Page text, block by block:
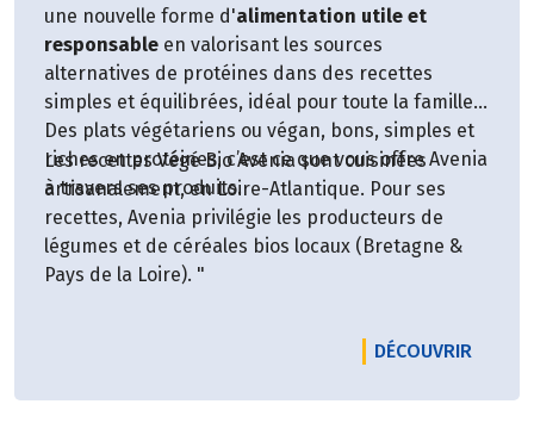
une nouvelle forme d'alimentation utile et
responsable en valorisant les sources
alternatives de protéines dans des recettes
simples et équilibrées, idéal pour toute la famille.
Des plats végétariens ou végan, bons, simples et
riches en protéines, c’est ce que vous offre Avenia
à travers ses produits.
Les recettes Végé Bio Avenia sont cuisinées
artisanalement, en Loire-Atlantique. Pour ses
recettes, Avenia privilégie les producteurs de
légumes et de céréales bios locaux (Bretagne &
Pays de la Loire). "
DÉCOUVRIR